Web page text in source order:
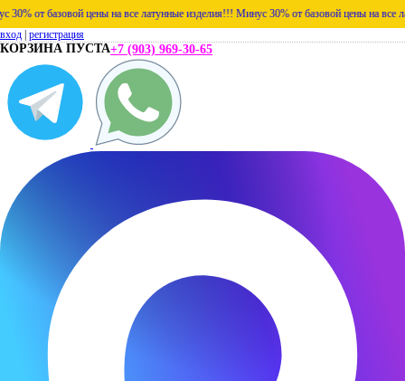
базовой цены на все латунные изделия!!! Минус 30% от базовой цены на все
вход регистрация
КОРЗИНА ПУСТА+7 (903) 969-30-65